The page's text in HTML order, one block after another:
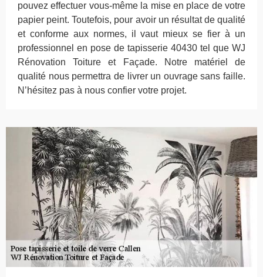
pouvez effectuer vous-même la mise en place de votre
papier peint. Toutefois, pour avoir un résultat de qualité
et conforme aux normes, il vaut mieux se fier à un
professionnel en pose de tapisserie 40430 tel que WJ
Rénovation Toiture et Façade. Notre matériel de
qualité nous permettra de livrer un ouvrage sans faille.
N’hésitez pas à nous confier votre projet.